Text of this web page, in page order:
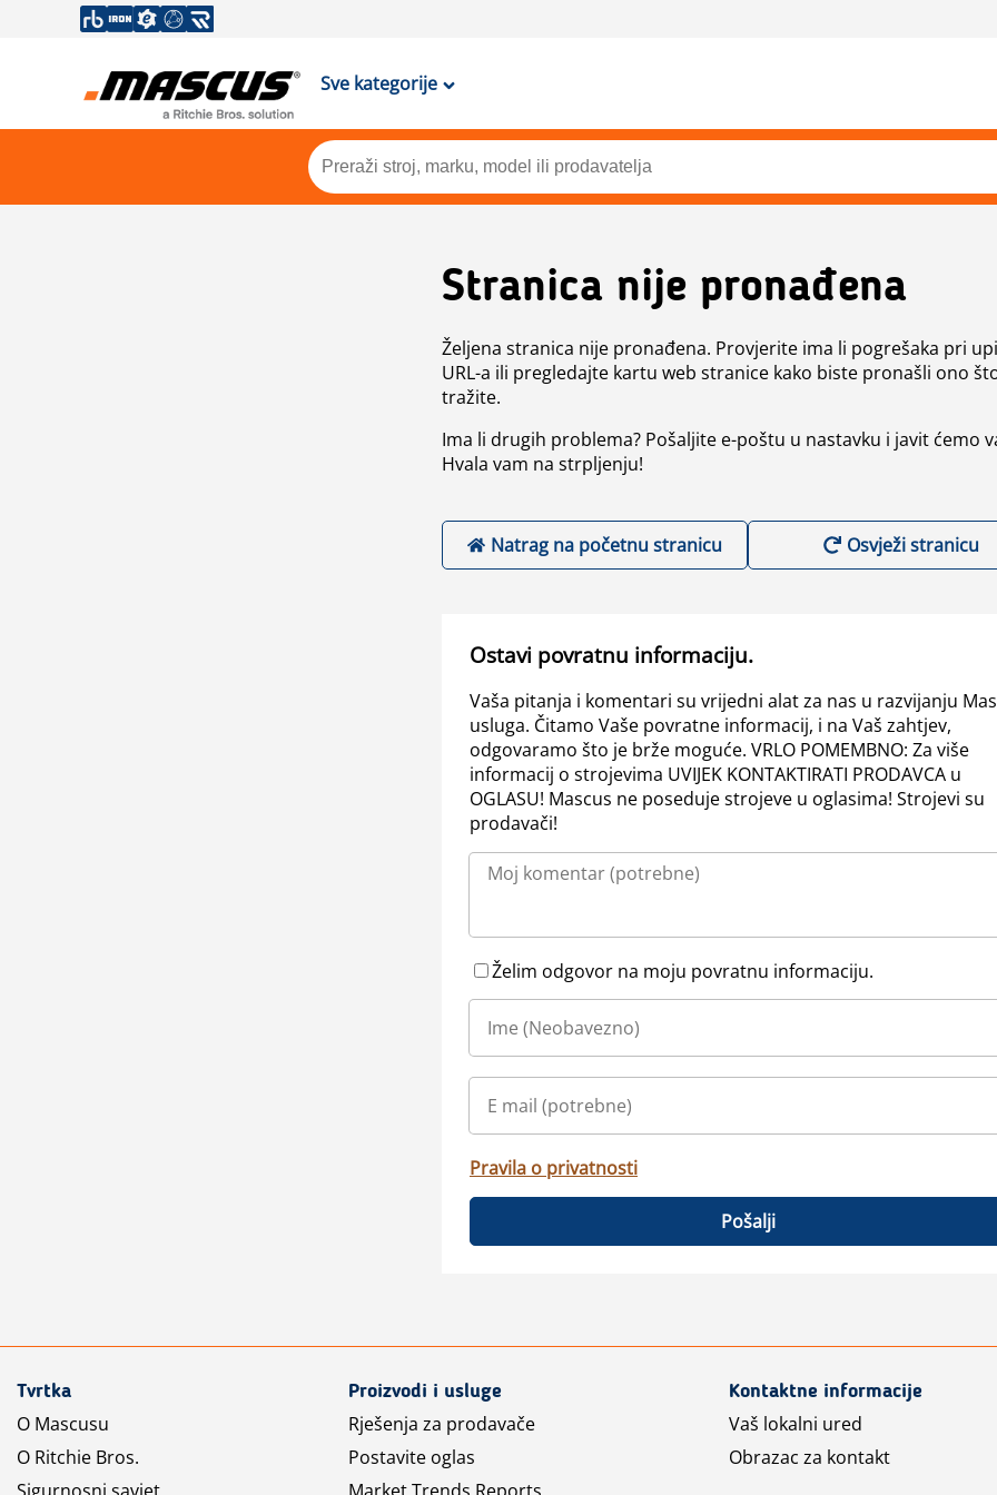
Sve kategorije
Stranica nije pronađena
Željena stranica nije pronađena. Provjerite ima li pogrešaka pri
URL-a ili pregledajte kartu web stranice kako biste pronašli ono
tražite.
Ima li drugih problema? Pošaljite e-poštu u nastavku i javit ćemo
Hvala vam na strpljenju!
Natrag na početnu stranicu Osvježi stranicu
Ostavi povratnu informaciju.
Vaša pitanja i komentari su vrijedni alat za nas u razvijanju
usluga. Čitamo Vaše povratne informacij, i na Vaš zahtjev,
odgovaramo što je brže moguće. VRLO POMEMBNO: Za više
informacij o strojevima UVIJEK KONTAKTIRATI PRODAVCA u
OGLASU! Mascus ne poseduje strojeve u oglasima! Strojevi su
prodavači!
Želim odgovor na moju povratnu informaciju.
Pravila o privatnosti
Pošalji
Tvrtka
O Mascusu
O Ritchie Bros.
Proizvodi i usluge
Rješenja za prodavače
Postavite oglas
Kontaktne informacije
Vaš lokalni ured
Obrazac za kontakt